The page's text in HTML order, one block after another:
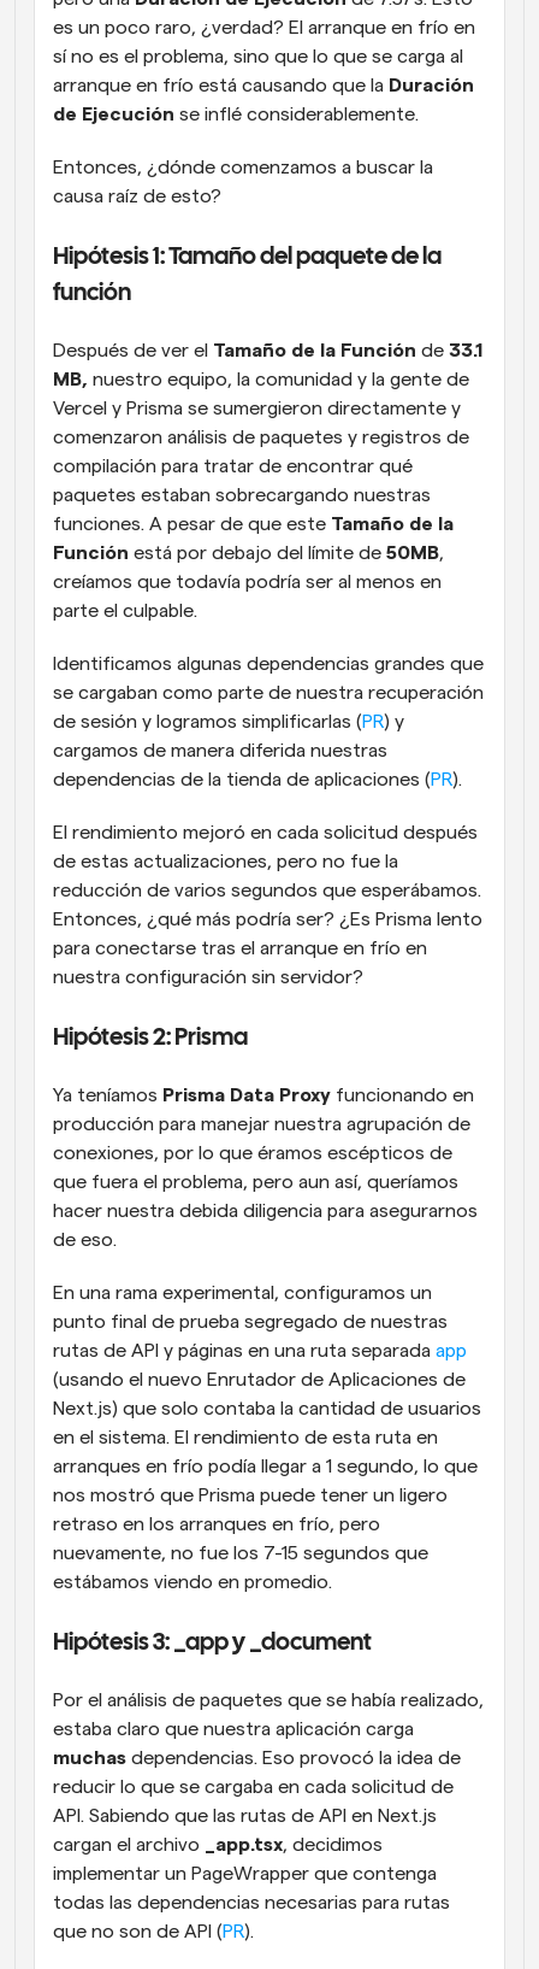
es un poco raro, ¿verdad? El arranque en frío en
sí no es el problema, sino que lo que se carga al
arranque en frío está causando que la Duración
de Ejecución se inflé considerablemente.
Entonces, ¿dónde comenzamos a buscar la
causa raíz de esto?
Hipótesis 1: Tamaño del paquete de la
función
Después de ver el Tamaño de la Función de 33.1
MB, nuestro equipo, la comunidad y la gente de
Vercel y Prisma se sumergieron directamente y
comenzaron análisis de paquetes y registros de
compilación para tratar de encontrar qué
paquetes estaban sobrecargando nuestras
funciones. A pesar de que este Tamaño de la
Función está por debajo del límite de 50MB,
creíamos que todavía podría ser al menos en
parte el culpable.
Identificamos algunas dependencias grandes que
se cargaban como parte de nuestra recuperación
de sesión y logramos simplificarlas (PR) y
cargamos de manera diferida nuestras
dependencias de la tienda de aplicaciones (PR).
El rendimiento mejoró en cada solicitud después
de estas actualizaciones, pero no fue la
reducción de varios segundos que esperábamos.
Entonces, ¿qué más podría ser? ¿Es Prisma lento
para conectarse tras el arranque en frío en
nuestra configuración sin servidor?
Hipótesis 2: Prisma
Ya teníamos Prisma Data Proxy funcionando en
producción para manejar nuestra agrupación de
conexiones, por lo que éramos escépticos de
que fuera el problema, pero aun así, queríamos
hacer nuestra debida diligencia para asegurarnos
de eso.
En una rama experimental, configuramos un
punto final de prueba segregado de nuestras
rutas de API y páginas en una ruta separada app
(usando el nuevo Enrutador de Aplicaciones de
Next.js) que solo contaba la cantidad de usuarios
en el sistema. El rendimiento de esta ruta en
arranques en frío podía llegar a 1 segundo, lo que
nos mostró que Prisma puede tener un ligero
retraso en los arranques en frío, pero
nuevamente, no fue los 7-15 segundos que
estábamos viendo en promedio.
Hipótesis 3: _app y _document
Por el análisis de paquetes que se había realizado,
muchas dependencias. Eso provocó la idea de
reducir lo que se cargaba en cada solicitud de
API. Sabiendo que las rutas de API en Next.js
cargan el archivo
_app.tsx, decidimos
implementar un PageWrapper que contenga
todas las dependencias necesarias para rutas
que no son de API (PR).